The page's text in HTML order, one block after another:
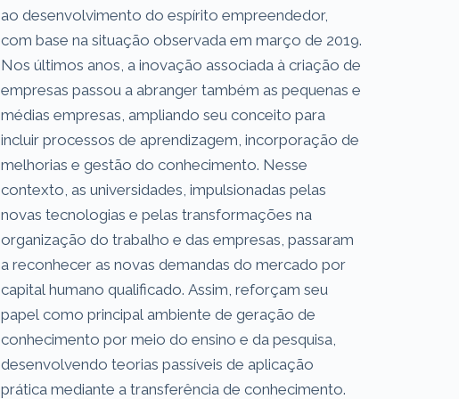
ao desenvolvimento do espírito empreendedor,
com base na situação observada em março de 2019.
Nos últimos anos, a inovação associada à criação de
empresas passou a abranger também as pequenas e
médias empresas, ampliando seu conceito para
incluir processos de aprendizagem, incorporação de
melhorias e gestão do conhecimento. Nesse
contexto, as universidades, impulsionadas pelas
novas tecnologias e pelas transformações na
organização do trabalho e das empresas, passaram
a reconhecer as novas demandas do mercado por
capital humano qualificado. Assim, reforçam seu
papel como principal ambiente de geração de
conhecimento por meio do ensino e da pesquisa,
desenvolvendo teorias passíveis de aplicação
prática mediante a transferência de conhecimento.